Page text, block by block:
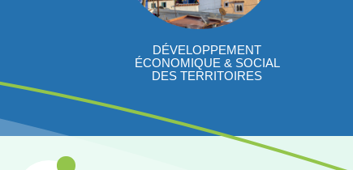
DÉVELOPPEMENT
ÉCONOMIQUE & SOCIAL
DES TERRITOIRES